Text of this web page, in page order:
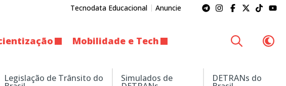
Tecnodata Educacional Anuncie
Mobilidade e Tech
Legislação de Trânsito do Simulados de DETRANs do